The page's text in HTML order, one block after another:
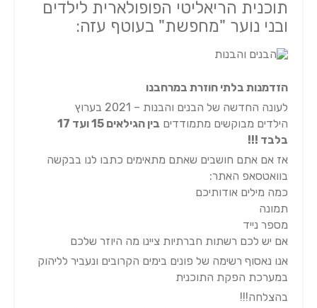
תוכנית הריאליטי הפופולארית לילדים
ובני נוער "מחפשת" בעוטף עזה:
הזדמנות בלתי חוזרת במרחבנו
לעונה החדשה של הבנים והבנות – 2021 בערוץ
הילדים מבוקשים מתמודדים
בין הגילאים 15 ועד 17
בלבד !!!
אז אם אתם חושבים שאתם מתאימים כתבו לנו בבקשה
בוואטסאפ האתר:
כמה מילים אודותיכם
תמונה
מספר נייד
אם יש לכם רשתות חברתיות ציינו מה היוזר שלכם
אנו נאסוף רשימה של פונים בימים הקרובים ונעביר לליהוק
במערכת הפקת התוכנית
בהצלחה!!!